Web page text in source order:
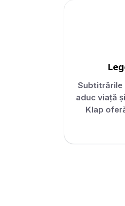
Subtitrările
aduc viață
Klap